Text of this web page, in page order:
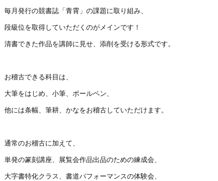
毎月発行の競書誌「青霄」の課題に取り組み、
段級位を取得していただくのがメインです！
清書できた作品を講師に見せ、添削を受ける形式です。
お稽古できる科目は、
大筆をはじめ、小筆、ボールペン、
他には条幅、筆耕、かなをお稽古していただけます。
通常のお稽古に加えて、
単発の篆刻講座、展覧会作品出品のための練成会、
大字書特化クラス、書道パフォーマンスの体験会、